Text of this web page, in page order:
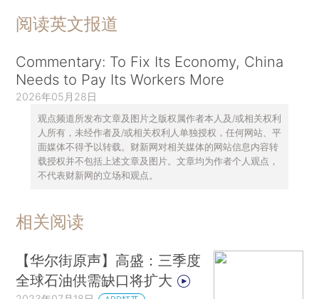
阅读英文报道
Commentary: To Fix Its Economy, China
Needs to Pay Its Workers More
2026年05月28日
观点频道所发布文章及图片之版权属作者本人及/或相关权利
人所有，未经作者及/或相关权利人单独授权，任何网站、平
面媒体不得予以转载。财新网对相关媒体的网站信息内容转
载授权并不包括上述文章及图片。文章均为作者个人观点，
不代表财新网的立场和观点。
相关阅读
【华尔街原声】高盛：三季度
全球石油供需缺口将扩大